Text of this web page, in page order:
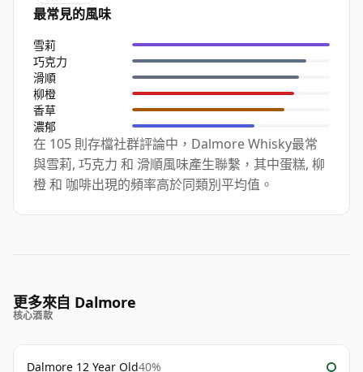
最常見的風味
雪莉
巧克力
滑順
柳橙
香草
濃郁
在 105 則存檔社群評論中，Dalmore Whisky最常
與雪莉, 巧克力 和 滑順風味產生聯繫，其中蛋糕, 柳
橙 和 咖啡出現的頻率高於同類別平均值。
更多來自 Dalmore
核心酒款
Dalmore 12 Year Old40%